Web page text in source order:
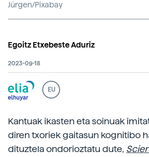
Jürgen/Pixabay
Egoitz Etxebeste Aduriz
2023-09-18
EU
Kantuak ikasten eta soinuak
diren txoriek gaitasun kognitibo
dituztela ondorioztatu dute,